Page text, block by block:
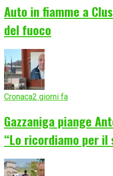
Auto in fiamme a
del fuoco
Cronaca2 giorni fa
Gazzaniga piange
“Lo ricordiamo per il